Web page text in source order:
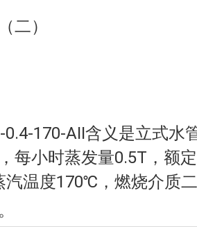
二）
0.4-170-AII含义是立式水
每小时蒸发量0.5T，额
汽温度170℃，燃烧介质